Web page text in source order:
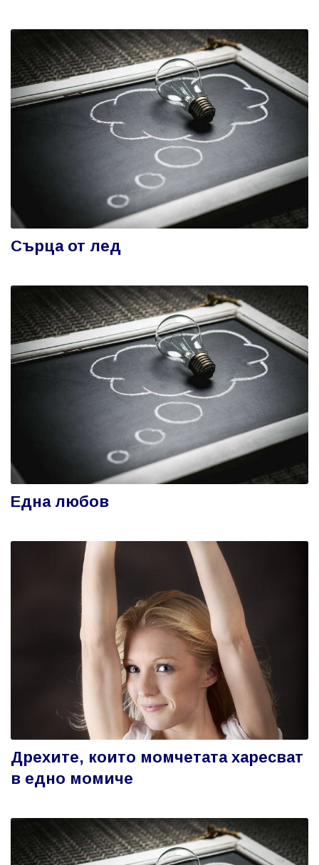
Сърца от лед
Една любов
Дрехите, които момчетата харесват
в едно момиче